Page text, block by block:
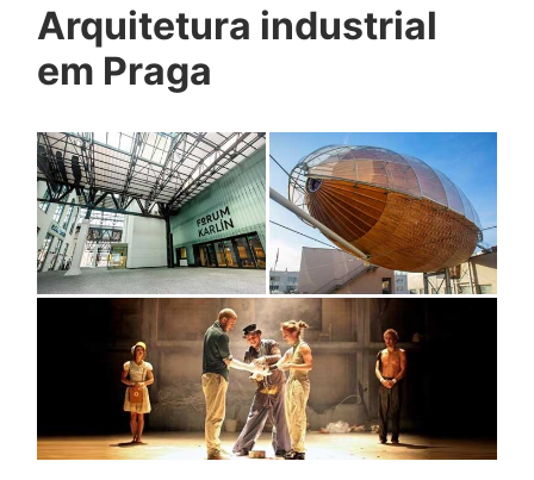
Arquitetura industrial
em Praga